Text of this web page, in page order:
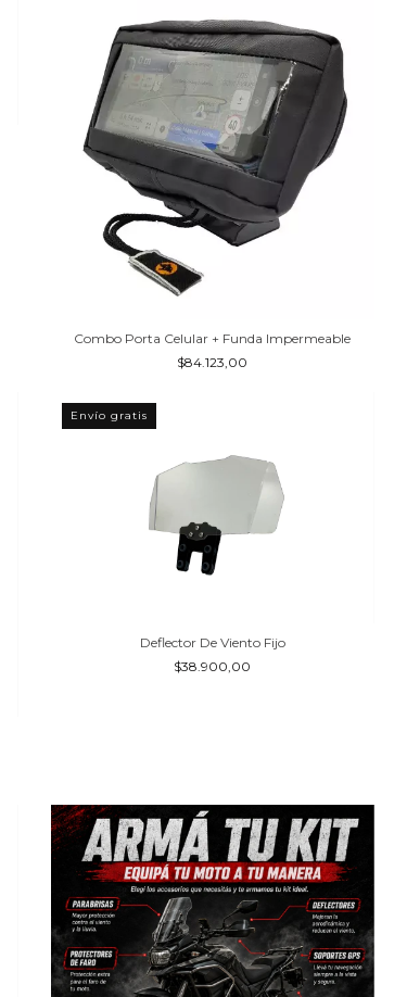
Combo Porta Celular + Funda Impermeable
$84.123,00
Envío gratis
Deflector De Viento Fijo
$38.900,00